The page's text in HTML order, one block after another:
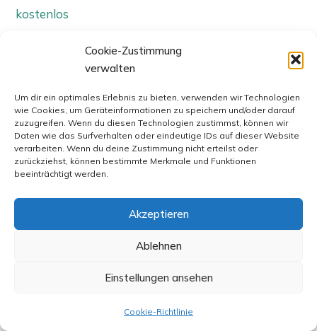
Cookie-Zustimmung
verwalten
Um dir ein optimales Erlebnis zu bieten, verwenden wir Technologien
wie Cookies, um Geräteinformationen zu speichern und/oder darauf
zuzugreifen. Wenn du diesen Technologien zustimmst, können wir
Daten wie das Surfverhalten oder eindeutige IDs auf dieser Website
verarbeiten. Wenn du deine Zustimmung nicht erteilst oder
zurückziehst, können bestimmte Merkmale und Funktionen
beeinträchtigt werden.
Akzeptieren
Ablehnen
Einstellungen ansehen
Cookie-Richtlinie
kostenlos
RECENT POSTS
Vitamine in Wildkräutern
Welche Nahrungsergänzungsmittel sind sinnvoll?
Copyright 2026 ACME Inc -